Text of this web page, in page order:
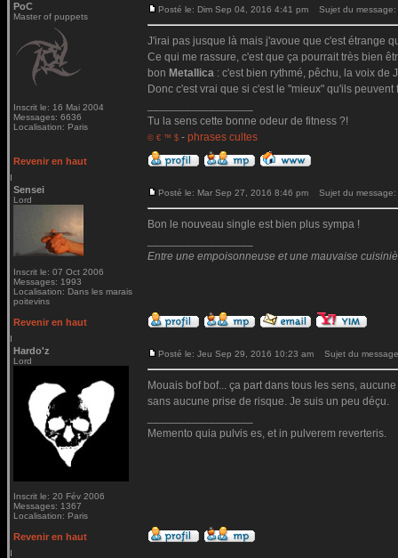
PoC
Master of puppets
Inscrit le: 16 Mai 2004
Messages: 6636
Localisation: Paris
Posté le: Dim Sep 04, 2016 4:41 pm Sujet du message:
J'irai pas jusque là mais j'avoue que c'est étrange
Ce qui me rassure, c'est que ça pourrait très bien
bon Metallica : c'est bien rythmé, pêchu, la voix de
Donc c'est vrai que si c'est le "mieux" qu'ils
Tu la sens cette bonne odeur de fitness ?!
© € ™ $ - phrases cultes
Revenir en haut
Sensei
Lord
Inscrit le: 07 Oct 2006
Messages: 1993
Localisation: Dans les marais
poitevins
Posté le: Mar Sep 27, 2016 8:46 pm Sujet du message:
Bon le nouveau single est bien plus sympa !
Entre une empoisonneuse et une mauvaise
Revenir en haut
Hardo'z
Lord
Inscrit le: 20 Fév 2006
Messages: 1367
Localisation: Paris
Posté le: Jeu Sep 29, 2016 10:23 am Sujet du
Mouais bof bof... ça part dans tous les sens,
sans aucune prise de risque. Je suis un peu déçu.
Memento quia pulvis es, et in pulverem reverteris.
Revenir en haut